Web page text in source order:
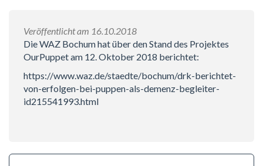
Veröffentlicht am 16.10.2018
Die WAZ Bochum hat über den Stand des Projektes
OurPuppet am 12. Oktober 2018 berichtet:
https://www.waz.de/staedte/bochum/drk-berichtet-
von-erfolgen-bei-puppen-als-demenz-begleiter-
id215541993.html